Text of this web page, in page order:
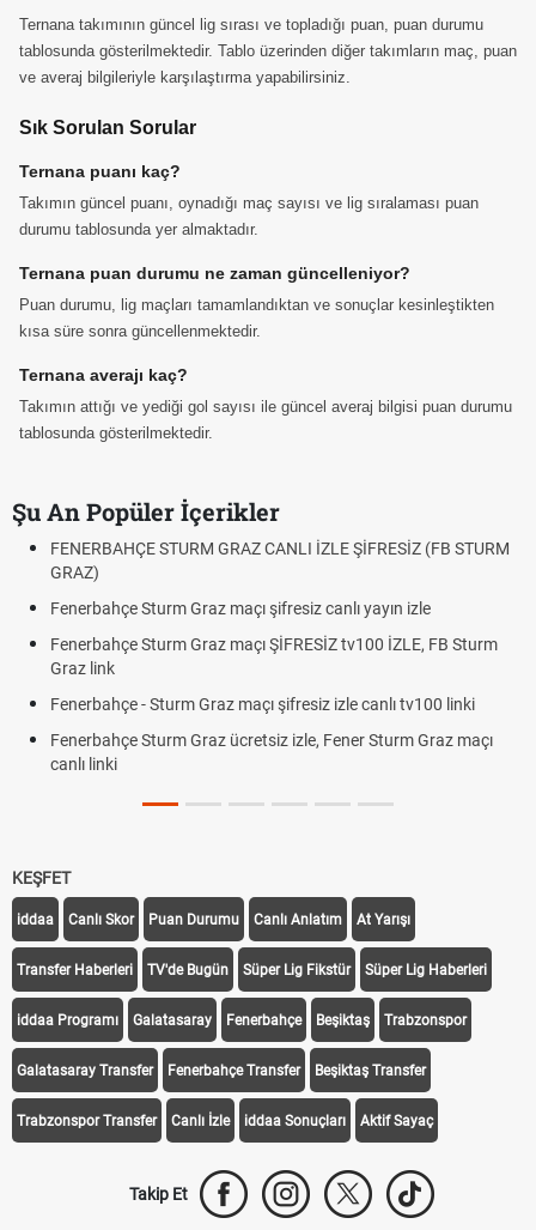
Ternana takımının güncel lig sırası ve topladığı puan, puan durumu
tablosunda gösterilmektedir. Tablo üzerinden diğer takımların maç, puan
ve averaj bilgileriyle karşılaştırma yapabilirsiniz.
Sık Sorulan Sorular
Ternana puanı kaç?
Takımın güncel puanı, oynadığı maç sayısı ve lig sıralaması puan
durumu tablosunda yer almaktadır.
Ternana puan durumu ne zaman güncelleniyor?
Puan durumu, lig maçları tamamlandıktan ve sonuçlar kesinleştikten
kısa süre sonra güncellenmektedir.
Ternana averajı kaç?
Takımın attığı ve yediği gol sayısı ile güncel averaj bilgisi puan durumu
tablosunda gösterilmektedir.
Şu An Popüler İçerikler
FENERBAHÇE STURM GRAZ CANLI İZLE ŞİFRESİZ (FB STURM
GRAZ)
Fenerbahçe Sturm Graz maçı şifresiz canlı yayın izle
Fenerbahçe Sturm Graz maçı ŞİFRESİZ tv100 İZLE, FB Sturm
Graz link
Fenerbahçe - Sturm Graz maçı şifresiz izle canlı tv100 linki
Fenerbahçe Sturm Graz ücretsiz izle, Fener Sturm Graz maçı
canlı linki
KEŞFET
iddaa Canlı Skor Puan Durumu Canlı Anlatım At Yarışı
Transfer Haberleri TV'de Bugün Süper Lig Fikstür Süper Lig Haberleri
iddaa Programı Galatasaray Fenerbahçe Beşiktaş Trabzonspor
Galatasaray Transfer Fenerbahçe Transfer Beşiktaş Transfer
Trabzonspor Transfer Canlı İzle iddaa Sonuçları Aktif Sayaç
Takip Et